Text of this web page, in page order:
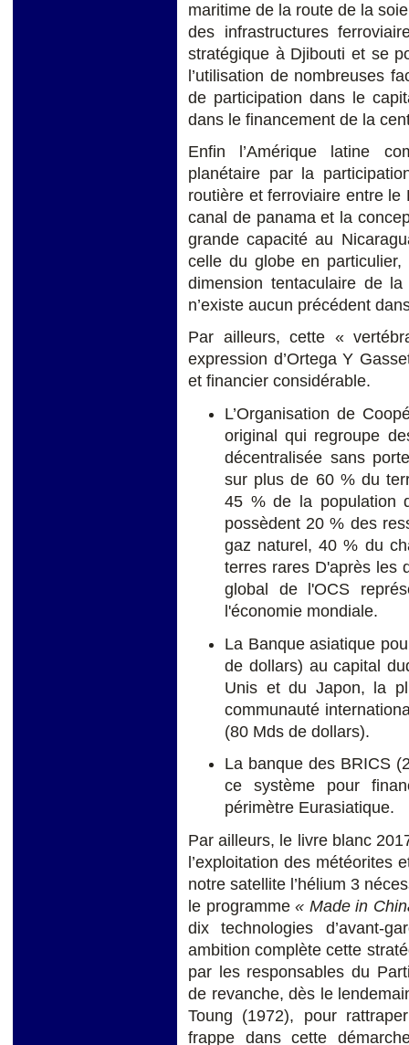
maritime de la route de la
des infrastructures
stratégique à Djibouti et se
l’utilisation de nombreuses
de participation dans le
dans le financement de la
Enfin l’Amérique latine
planétaire par la
routière et ferroviaire entre le
canal de panama et la
grande capacité au
celle du globe en
dimension tentaculaire de
n’existe aucun précédent
Par ailleurs, cette «
expression d’Ortega Y
et financier considérable.
L’Organisation de
original qui regroupe
décentralisée sans
sur plus de 60 % du
45 % de la population
possèdent 20 % des
gaz naturel, 40 % du
terres rares D'après les
global de l'OCS
l'économie mondiale.
La Banque asiatique
de dollars) au capital
Unis et du Japon, la
communauté
(80 Mds de dollars).
La banque des BRICS
ce système pour
périmètre Eurasiatique.
Par ailleurs, le livre blanc
l’exploitation des météorites
notre satellite l’hélium 3
le programme« Made in
dix technologies d’avant-
ambition complète cette
par les responsables du
de revanche, dès le
Toung (1972), pour
frappe dans cette